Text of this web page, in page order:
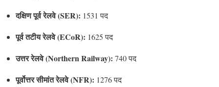
दक्षिण पूर्व रेलवे (SER): 1531 पद
पूर्व तटीय रेलवे (ECoR): 1625 पद
उत्तर रेलवे (Northern Railway): 740 पद
पूर्वोत्तर सीमांत रेलवे (NFR): 1276 पद